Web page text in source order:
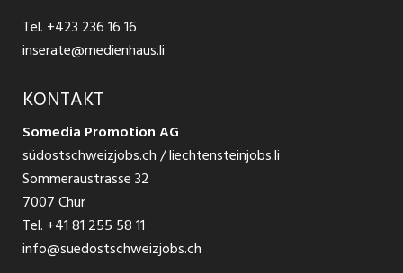
Temporär Jobs
Teilzeit Jobs
Praktikum
Impressum
Tel. +423 236 16 16
inserate@medienhaus.li
KONTAKT
Somedia Promotion AG
südostschweizjobs.ch / liechtensteinjobs.li
Sommeraustrasse 32
7007 Chur
Tel. +41 81 255 58 11
info@suedostschweizjobs.ch